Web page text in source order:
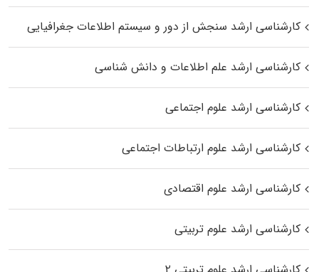
کارشناسی ارشد سنجش از دور و سیستم اطلاعات جغرافیایی
کارشناسی ارشد علم اطلاعات و دانش شناسی
کارشناسی ارشد علوم اجتماعی
کارشناسی ارشد علوم ارتباطات اجتماعی
کارشناسی ارشد علوم اقتصادی
کارشناسی ارشد علوم تربیتی